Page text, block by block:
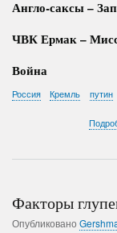
Англо-саксы –
ЧВК Ермак –
Война
Россия Кремль путин
Факторы
Опубликовано